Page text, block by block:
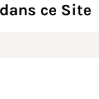
ce Site